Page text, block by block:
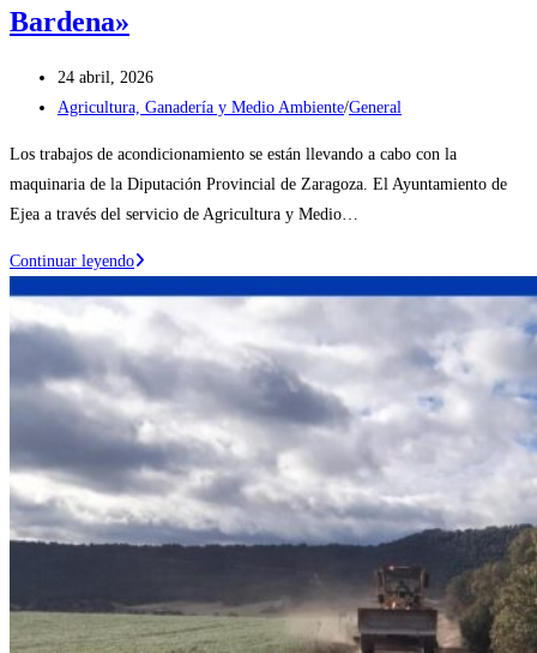
Bardena»
Publicación
de
entrada:
24 abril, 2026
Categoría
Agricultura, Ganadería y Medio Ambiente/General
Los trabajos de acondicionamiento se están llevando a cabo con la
maquinaria de la Diputación Provincial de Zaragoza. El Ayuntamiento de
Ejea a través del servicio de Agricultura y Medio…
Continuar leyendoContinúan
los
trabajos
de
mejora
de
pistas
forestales
en
el
La